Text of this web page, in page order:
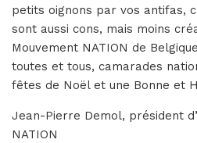
petits oignons par vos antifas,
sont aussi cons, mais moins
Mouvement NATION de
toutes et tous, camarades
fêtes de Noël et une Bonne et
Jean-Pierre Demol, président
NATION